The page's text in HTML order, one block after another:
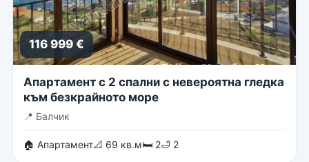
116 999 €
Апартамент с 2 спални с невероятна гледка
към безкрайното море
📍 Балчик
🏠 Апартамент📐 69 кв.м🛏 2🛁 2